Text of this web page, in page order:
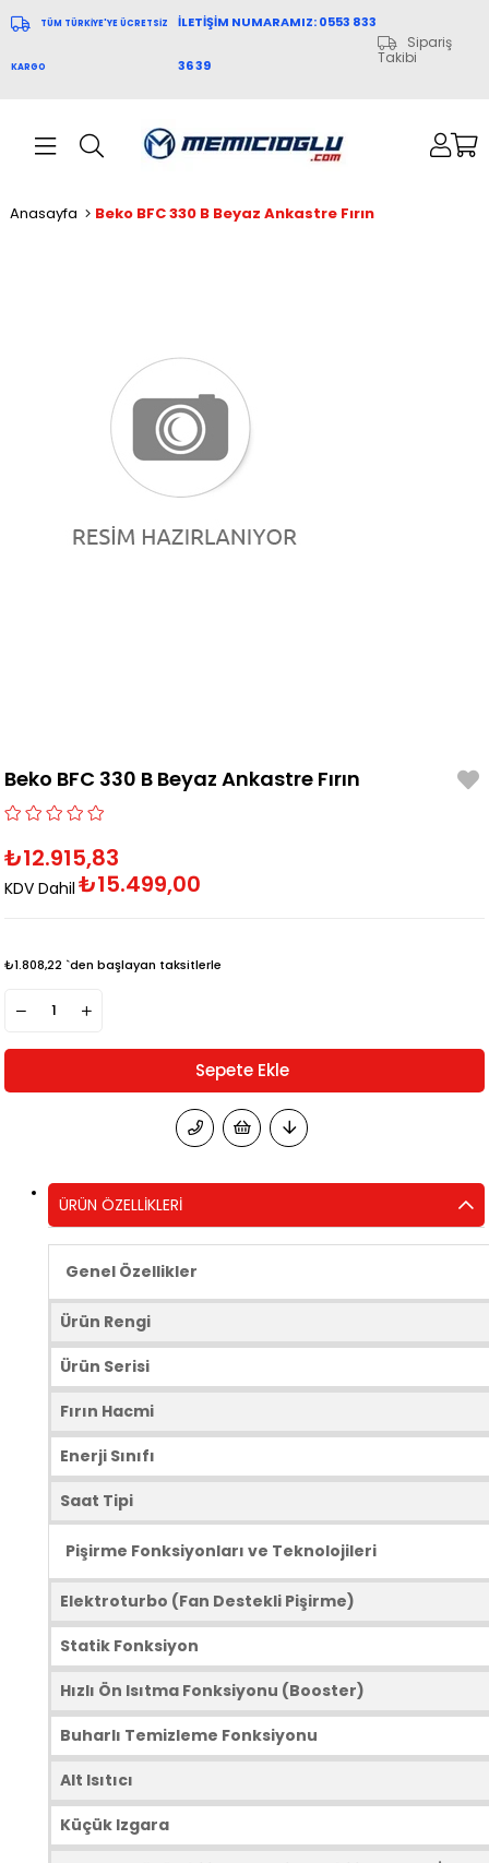
TÜM TÜRKİYE'YE ÜCRETSİZ
KARGO
İLETİŞİM NUMARAMIZ: 0553 833
36 39
Sipariş
Takibi
Anasayfa Beko BFC 330 B Beyaz Ankastre Fırın
Beko BFC 330 B Beyaz Ankastre Fırın
₺12.915,83
KDV Dahil ₺15.499,00
₺1.808,22 `den başlayan taksitlerle
ÜRÜN ÖZELLIKLERI
Genel Özellikler
Ürün Rengi
Ürün Serisi
Fırın Hacmi
Enerji Sınıfı
Saat Tipi
Pişirme Fonksiyonları ve Teknolojileri
Elektroturbo (Fan Destekli Pişirme)
Statik Fonksiyon
Hızlı Ön Isıtma Fonksiyonu (Booster)
Buharlı Temizleme Fonksiyonu
Alt Isıtıcı
Küçük Izgara